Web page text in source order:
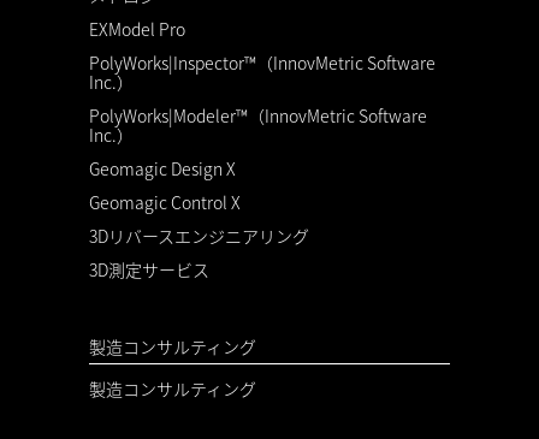
EXModel Pro
PolyWorks|Inspector™（InnovMetric Software
Inc.）
PolyWorks|Modeler™（InnovMetric Software
Inc.）
Geomagic Design X
Geomagic Control X
3Dリバースエンジニアリング
3D測定サービス
製造コンサルティング
製造コンサルティング